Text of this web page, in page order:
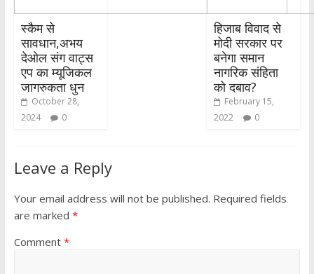
स्कैम से
सावधान,अभय
देओल संग वाट्स
एप का म्यूजिकल
जागरुकता धुन
October 28,
2024
0
हिजाब विवाद से
मोदी सरकार पर
बनेगा समान
नागरिक संहिता
को दबाव?
February 15,
2022
0
Leave a Reply
Your email address will not be published. Required fields
are marked *
Comment *